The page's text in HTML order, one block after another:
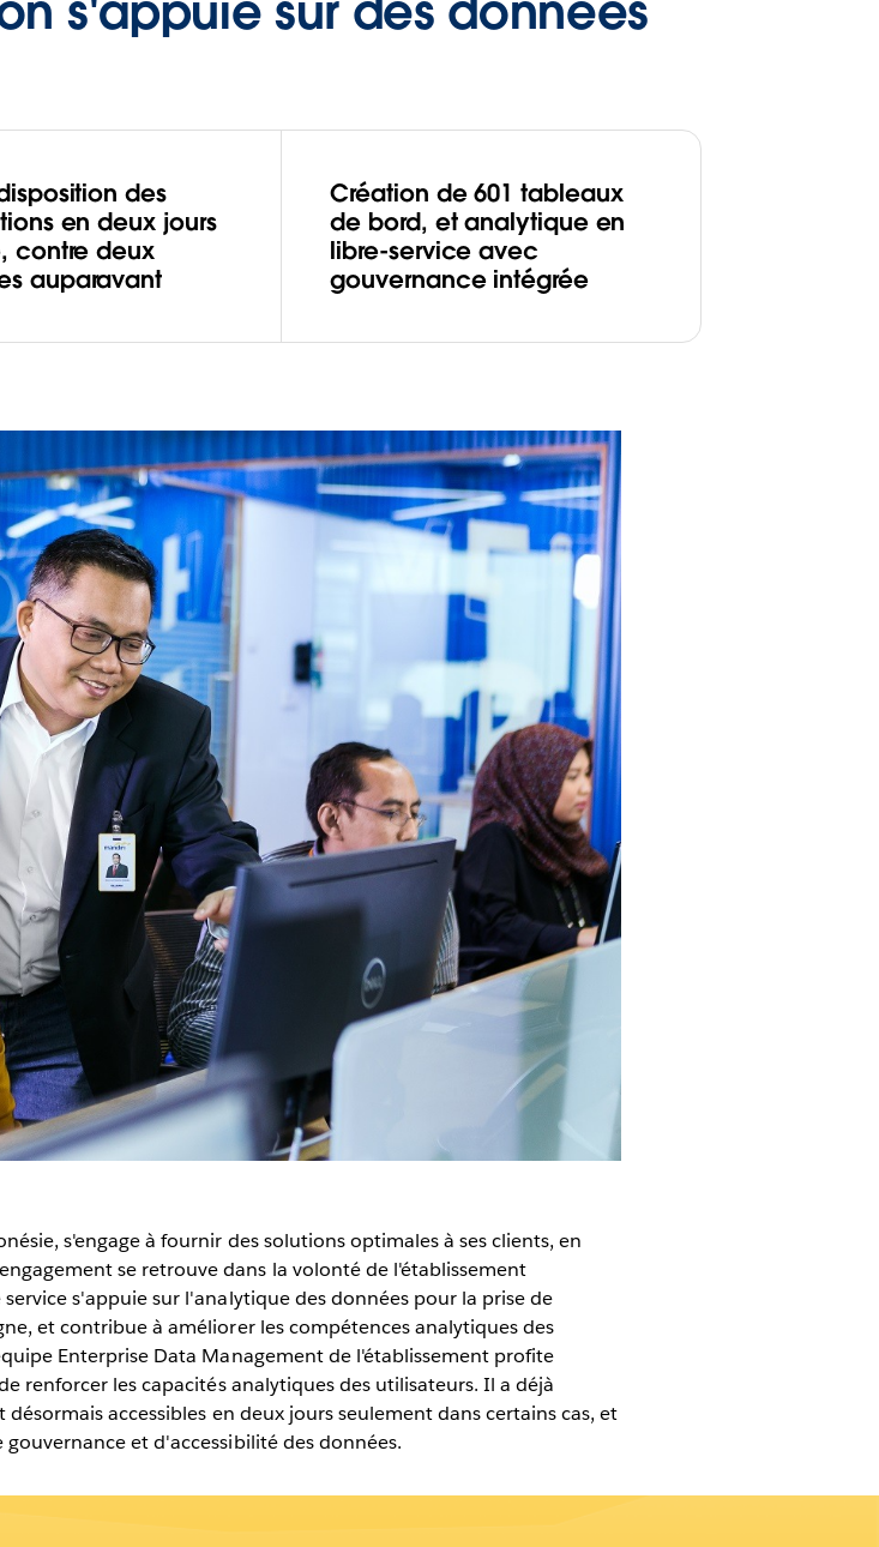
des
en deux jours
contre deux
auparavant
Création de 601 tableaux
de bord, et analytique en
libre-service avec
gouvernance intégrée
s'engage à fournir des solutions optimales à ses clients, en
se retrouve dans la volonté de l'établissement
s'appuie sur l'analytique des données pour la prise de
et contribue à améliorer les compétences analytiques des
Enterprise Data Management de l'établissement profite
renforcer les capacités analytiques des utilisateurs. Il a déjà
accessibles en deux jours seulement dans certains cas, et
et d'accessibilité des données.